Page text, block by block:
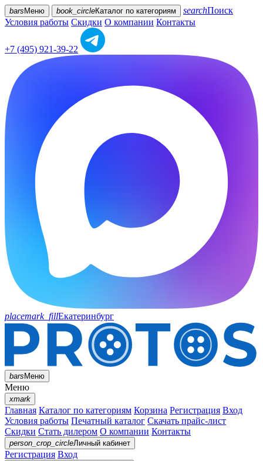
bars Меню book_circleКаталог по категориям searchПоиск
Условия работы Скидки О компании Контакты
+7 (495) 921-39-22
placemark_fillЕкатеринбург
barsМеню
Меню
xmark
Главная Каталог по категориям Корзина Регистрация Вход
Условия работы Печатный каталог Скачать прайс-лист
Скидки Стать дилером О компании Контакты
person_crop_circleЛичный кабинет
Регистрация Вход